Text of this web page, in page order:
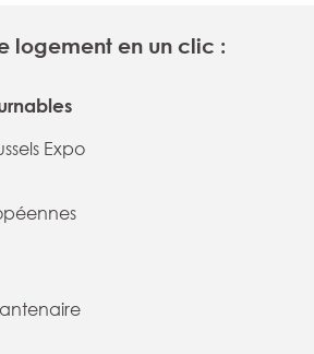
logement en un clic :
Expo